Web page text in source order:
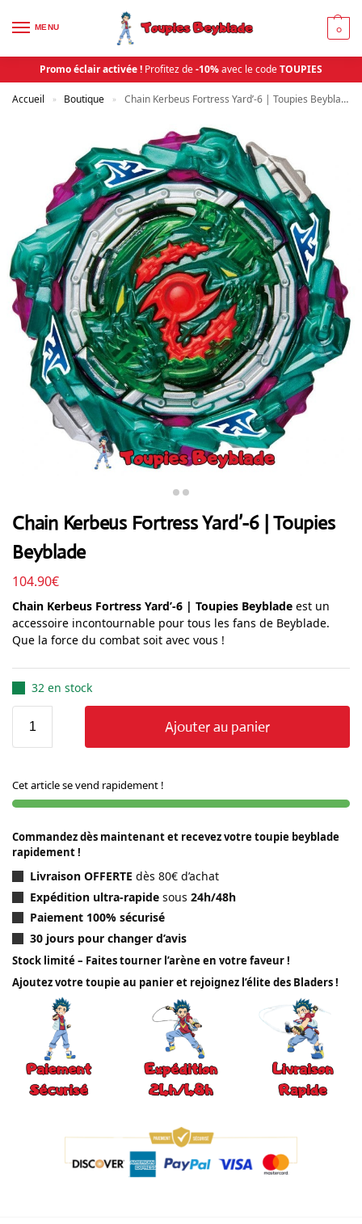
MENU 0
Promo éclair activée ! Profitez de-10%avec le codeTOUPIES
Accueil » Boutique » Chain Kerbeus Fortress Yard’-6 | Toupies Beyblade
Chain Kerbeus Fortress Yard’-6 | Toupies
Beyblade
104.90€
Chain Kerbeus Fortress Yard’-6 | Toupies Beyblade est un
accessoire incontournable pour tous les fans de Beyblade.
Que la force du combat soit avec vous !
32 en stock
Ajouter au panier
Cet article se vend rapidement !
Commandez dès maintenant et recevez votre toupie beyblade
rapidement !
Livraison OFFERTE dès 80€ d’achat
Expédition ultra-rapide sous 24h/48h
Paiement 100% sécurisé
30 jours pour changer d’avis
Stock limité – Faites tourner l’arène en votre faveur !
Ajoutez votre toupie au panier et rejoignez l’élite des Bladers !